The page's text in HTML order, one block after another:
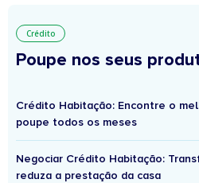
Crédito
Poupe nos seus
Crédito Habitação: Encontre o
poupe todos os meses
Negociar Crédito Habitação:
reduza a prestação da casa